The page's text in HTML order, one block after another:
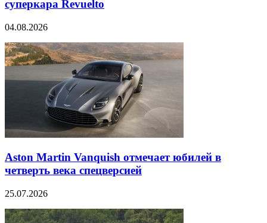
суперкара Revuelto
04.08.2026
Aston Martin Vanquish отмечает юбилей в
четверть века спецверсией
25.07.2026